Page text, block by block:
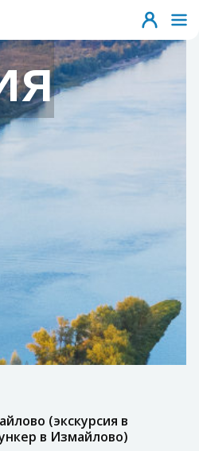
(экскурсия в
в Измайлово)